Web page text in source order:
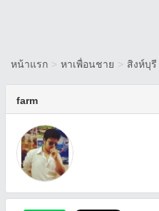
หน้าแรก > หาเพื่อนชาย > สิงห์บุรี
farm